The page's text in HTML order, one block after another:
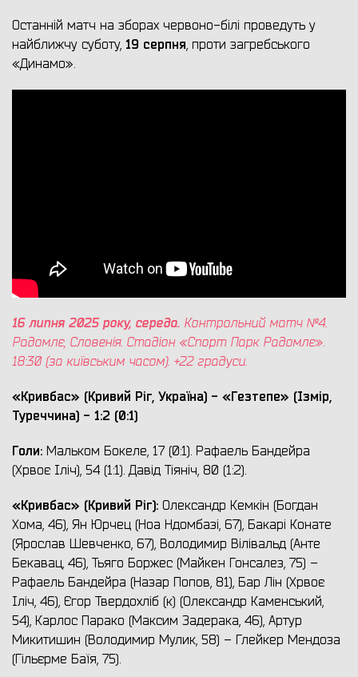
Останній матч на зборах червоно-білі проведуть у
найближчу суботу, 19 серпня, проти загребського
«Динамо».
16липня 2025 року, середа. Контрольний матч №4.
Радомлє, Словенія. Стадіон «Спорт Парк Радомлє».
18:30 (за київським часом). +22градуси.
«Кривбас» (Кривий Ріг, Україна) - «Гезтепе» (Ізмір,
Туреччина) - 1:2 (0:1)
Голи: Мальком Бокеле, 17 (0:1). Рафаель Бандейра
(Хрвоє Іліч), 54 (1:1). Давід Тіяніч, 80 (1:2).
«Кривбас» (Кривий Ріг): Олександр Кемкін (Богдан
Хома, 46), Ян Юрчец (Ноа Ндомбазі, 67), Бакарі Конате
(Ярослав Шевченко, 67), Володимир Вілівальд (Анте
Бекавац, 46), Тьяго Боржес (Майкен Гонсалез, 75) –
Рафаель Бандейра (Назар Попов, 81), Бар Лін (Хрвоє
Іліч, 46), Єгор Твердохліб (к) (Олександр Каменський,
54), Карлос Парако (Максим Задерака, 46), Артур
Микитишин (Володимир Мулик, 58) – Глейкер Мендоза
(Гільєрме Баїя, 75).